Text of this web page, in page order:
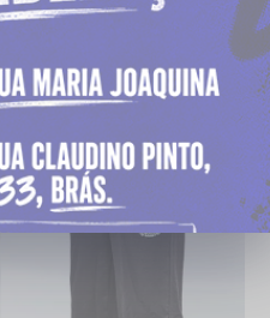
CALÇA MOLETOM CHRONIC 005